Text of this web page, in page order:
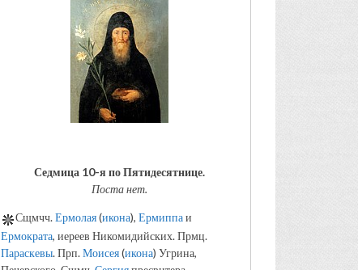
Седмица 10-я по Пятидесятнице.
Поста нет.
Сщмчч.Ермолая(икона), Ермиппаи
Ермократа, иереев Никомидийских. Прмц.
Параскевы. Прп.Моисея(икона) Угрина,